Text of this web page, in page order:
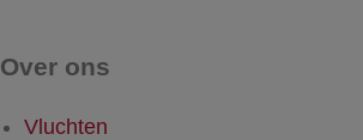
Over ons
Vluchten